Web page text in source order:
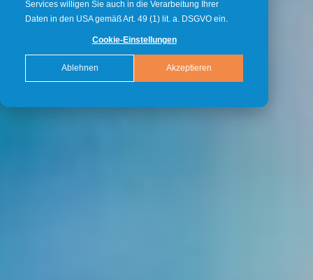
Services willigen Sie auch in die Verarbeitung Ihrer
Daten in den USA gemäß Art. 49 (1) lit. a. DSGVO ein.
Cookie-Einstellungen
Akzeptieren
Ablehnen